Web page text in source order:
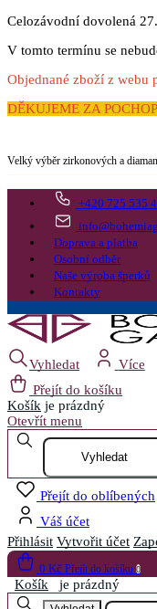
Celozávodní dovolená
V tomto termínu se
Objednané zboží z webu
DĚKUJEME ZA
Velký výběr zirkonových a
+420 725 535
Doprava a platba
Osobní odběr
Naše výroba šperků
Kontakty
Vyhledat
Více
Přejít do košíku
Košík je prázdný
Otevřít menu
Přejít do oblíbených
Váš účet
Přihlásit Vytvořit účet
0 Kč Přejít do košíku 0
Košík je prázdný